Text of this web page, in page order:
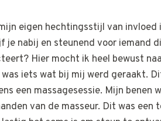
eigen hechtingsstijl van invloed
je nabij en steunend voor
Hier mocht ik heel bewust
iets wat bij mij werd geraakt.
een massagesessie. Mijn benen
van de masseur. Dit was